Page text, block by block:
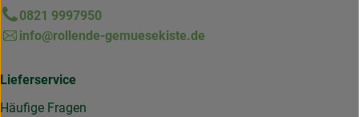
0821 9997950
info@rollende-gemuesekiste.de
Lieferservice
Häufige Fragen